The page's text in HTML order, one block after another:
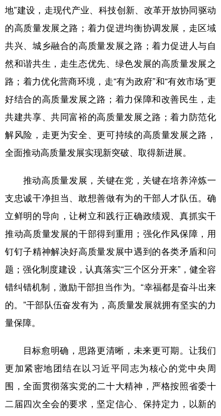
地”建设，走现代产业、科技创新、改革开放协同驱动
的高质量发展之路；着力促进均衡协调发展，走区域
共兴、城乡融合的高质量发展之路；着力促进人与自
然和谐共生，走生态优先、绿色发展的高质量发展之
路；着力优化营商环境，走“有为政府”和“有效市场”更
好结合的高质量发展之路；着力保障和改善民生，走
共建共享、共同富裕的高质量发展之路；着力防范化
解风险，走更为安全、更可持续的高质量发展之路，
全面推动高质量发展实现新突破、取得新进展。
推动高质量发展，关键在党，关键在培养淬炼一
支忠诚干净担当、敢想善做有为的干部人才队伍。确
立鲜明的导向，让树立和践行正确政绩观、真抓实干
推动高质量发展的干部得到重用；强化作风保障，用
钉钉子精神解决好高质量发展中遇到的各类矛盾和问
题；强化制度建设，认真落实“三个区分开来”，健全容
错纠错机制，激励干部担当作为。“幸福都是奋斗出来
的。”干部队伍奋发有为，高质量发展就拥有坚实的力
量保障。
目标愈明确，思路更清晰，未来更可期。让我们
更加紧密地团结在以习近平同志为核心的党中央周
围，全面贯彻落实党的二十大精神，严格按照省委十
二届四次全会的要求，坚定信心、保持定力，以新的